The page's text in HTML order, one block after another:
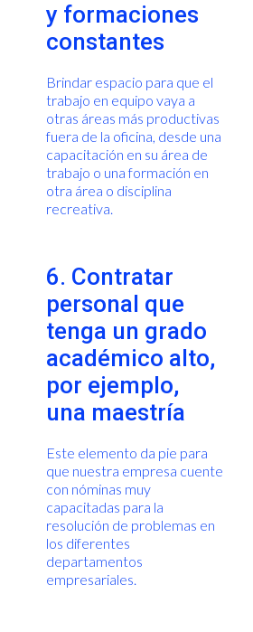
y formaciones
constantes
Brindar espacio para que el
trabajo en equipo vaya a
otras áreas más productivas
fuera de la oficina, desde una
capacitación en su área de
trabajo o una formación en
otra área o disciplina
recreativa.
6. Contratar
personal que
tenga un grado
académico alto,
por ejemplo,
una maestría
Este elemento da pie para
que nuestra empresa cuente
con nóminas muy
capacitadas para la
resolución de problemas en
los diferentes
departamentos
empresariales.